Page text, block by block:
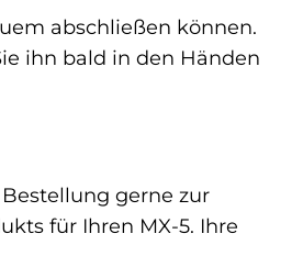
abschließen können.
ihn bald in den Händen
gerne zur
für Ihren MX-5. Ihre